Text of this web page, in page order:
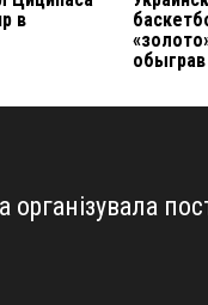
в
організувала